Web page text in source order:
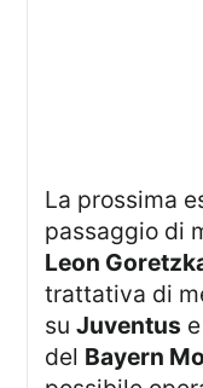
La prossima estate si prepara a vivere un
passaggio di
Leon
trattativa di
suJuventus e
del Bayern